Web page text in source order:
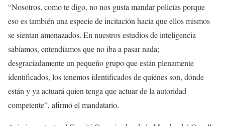
“Nosotros, como te digo, no nos gusta mandar policías porque
eso es también una especie de incitación hacia que ellos mismos
se sientan amenazados. En nuestros estudios de inteligencia
sabíamos, entendíamos que no iba a pasar nada;
desgraciadamente un pequeño grupo que están plenamente
identificados, los tenemos identificados de quiénes son, dónde
están y ya actuará quien tenga que actuar de la autoridad
competente”, afirmó el mandatario.